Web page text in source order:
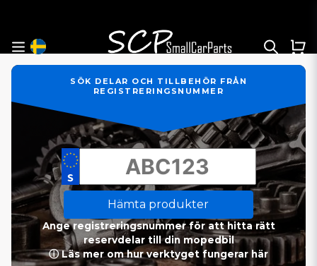
SÖK DELAR OCH TILLBEHÖR FRÅN
REGISTRERINGSNUMMER
Hämta produkter
Ange registreringsnummer för att hitta rätt
reservdelar till din mopedbil
ⓘ Läs mer om hur verktyget fungerar här